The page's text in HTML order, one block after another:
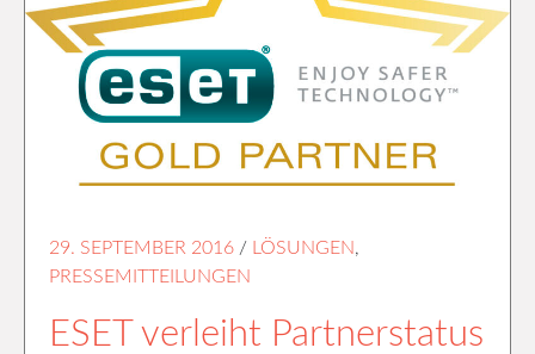
29. SEPTEMBER 2016 / LÖSUNGEN,
PRESSEMITTEILUNGEN
ESET verleiht Partnerstatus